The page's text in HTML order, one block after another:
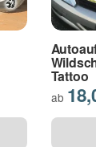
Tattoo
ab